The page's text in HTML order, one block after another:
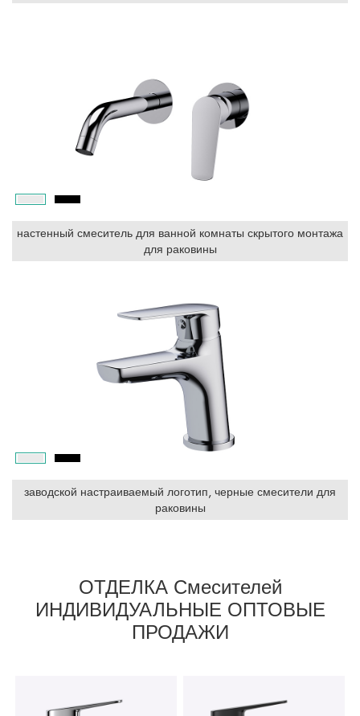
настенный смеситель для ванной комнаты скрытого монтажа
для раковины
заводской настраиваемый логотип, черные смесители для
раковины
ОТДЕЛКА Смесителей
ИНДИВИДУАЛЬНЫЕ ОПТОВЫЕ
ПРОДАЖИ